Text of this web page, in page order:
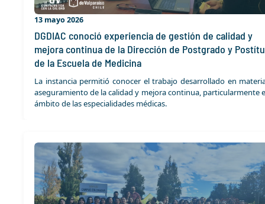
13 mayo 2026
DGDIAC conoció experiencia de gestión de calidad y
mejora continua de la Dirección de Postgrado y
de la Escuela de Medicina
La instancia permitió conocer el trabajo desarrollado en
aseguramiento de la calidad y mejora continua, particularmente
ámbito de las especialidades médicas.